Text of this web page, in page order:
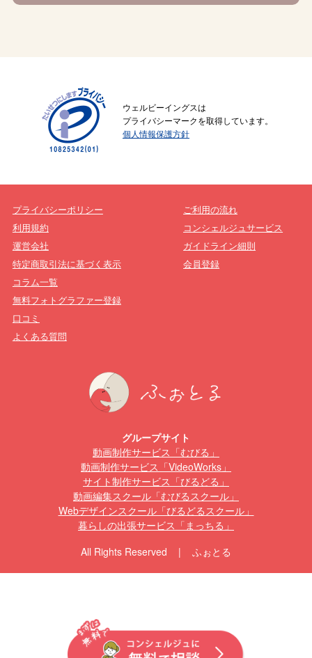
ウェルビーイングスは
プライバシーマークを取得しています。
個人情報保護方針
プライバシーポリシー
利用規約
運営会社
特定商取引法に基づく表示
ご利用の流れ
コンシェルジュサービス
ガイドライン細則
会員登録
コラム一覧
無料フォトグラファー登録
口コミ
よくある質問
グループサイト
動画制作サービス「むびる」
動画制作サービス「VideoWorks」
サイト制作サービス「びるどる」
動画編集スクール「むびるスクール」
Webデザインスクール「びるどるスクール」
暮らしの出張サービス「まっちる」
All Rights Reserved | ふぉとる